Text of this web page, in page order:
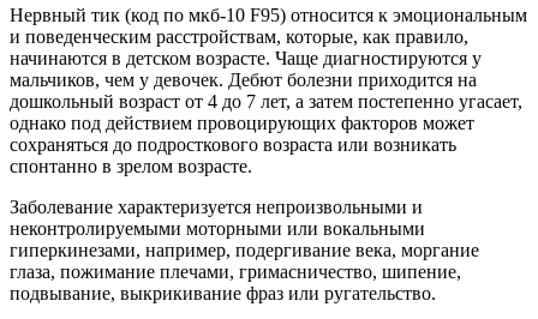
Нервный тик (код по мкб-10 F95) относится к эмоциональным
и поведенческим расстройствам, которые, как правило,
начинаются в детском возрасте. Чаще диагностируются у
мальчиков, чем у девочек. Дебют болезни приходится на
дошкольный возраст от 4 до 7 лет, а затем постепенно угасает,
однако под действием провоцирующих факторов может
сохраняться до подросткового возраста или возникать
спонтанно в зрелом возрасте.
Заболевание характеризуется непроизвольными и
неконтролируемыми моторными или вокальными
гиперкинезами, например, подергивание века, моргание
глаза, пожимание плечами, гримасничество, шипение,
подвывание, выкрикивание фраз или ругательство.